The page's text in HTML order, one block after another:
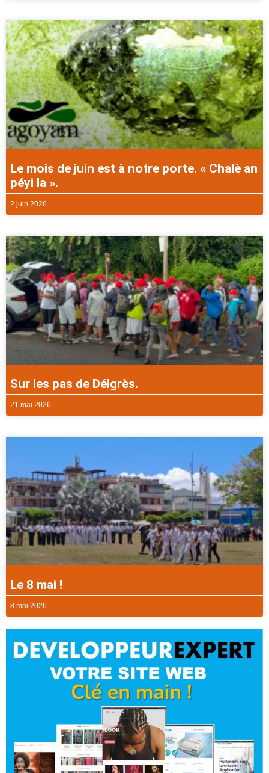
Le mois de juin est à notre porte. « Chalè an
péyi la ».
2 juin 2026
Sur les pas de Délgrès.
21 mai 2026
Le 8 mai !
8 mai 2026